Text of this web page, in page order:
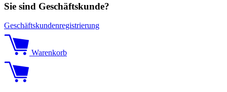
Sie sind Geschäftskunde?
Geschäftskundenregistrierung
Warenkorb